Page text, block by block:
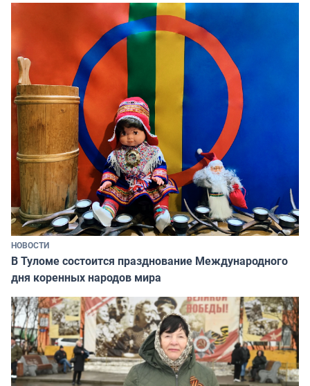
НОВОСТИ
В Туломе состоится празднование Международного
дня коренных народов мира